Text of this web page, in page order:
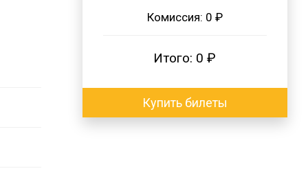
Комиссия: 0 ₽
Итого: 0 ₽
Купить билеты